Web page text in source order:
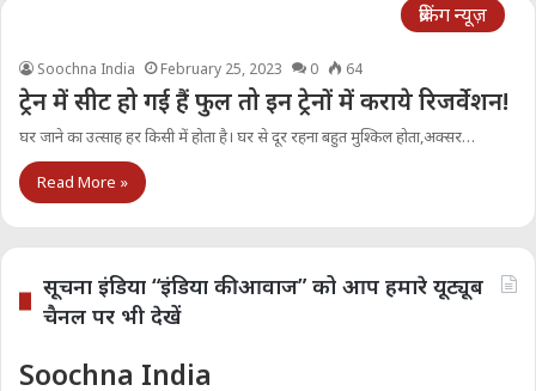
ब्रेकिंग न्यूज़
Soochna India February 25, 2023 0 64
ट्रेन में सीट हो गई हैं फुल तो इन ट्रेनों में कराये रिजर्वेशन!
घर जाने का उत्साह हर किसी में होता है। घर से दूर रहना बहुत मुश्किल होता,अक्सर…
Read More »
सूचना इंडिया “इंडिया की आवाज” को आप हमारे यूट्यूब
चैनल पर भी देखें
Soochna India